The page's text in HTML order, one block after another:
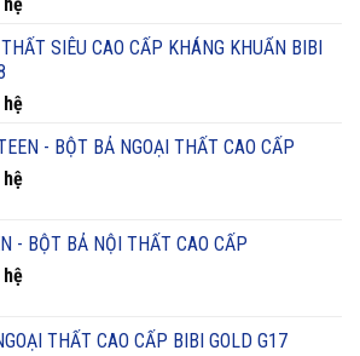
SIÊU CAO CẤP KHÁNG KHUẨN BIBI
- BỘT BẢ NGOẠI THẤT CAO CẤP
- BỘT BẢ NỘI THẤT CAO CẤP
THẤT CAO CẤP BIBI GOLD G17